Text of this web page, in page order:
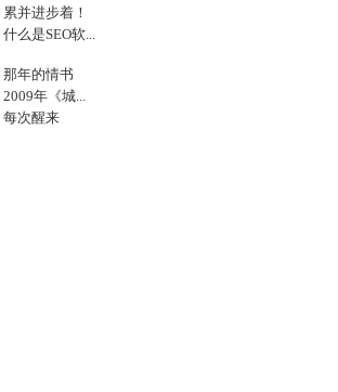
累并进步着！
什么是SEO软...
那年的情书
2009年《城...
每次醒来